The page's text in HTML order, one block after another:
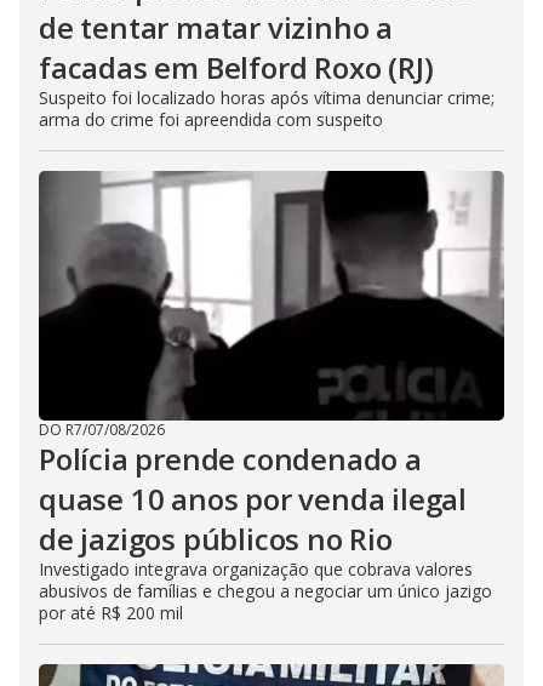
de tentar matar vizinho a
facadas em Belford Roxo (RJ)
Suspeito foi localizado horas após vítima denunciar crime;
arma do crime foi apreendida com suspeito
DO R7/07/08/2026
Polícia prende condenado a
quase 10 anos por venda ilegal
de jazigos públicos no Rio
Investigado integrava organização que cobrava valores
abusivos de famílias e chegou a negociar um único jazigo
por até R$ 200 mil